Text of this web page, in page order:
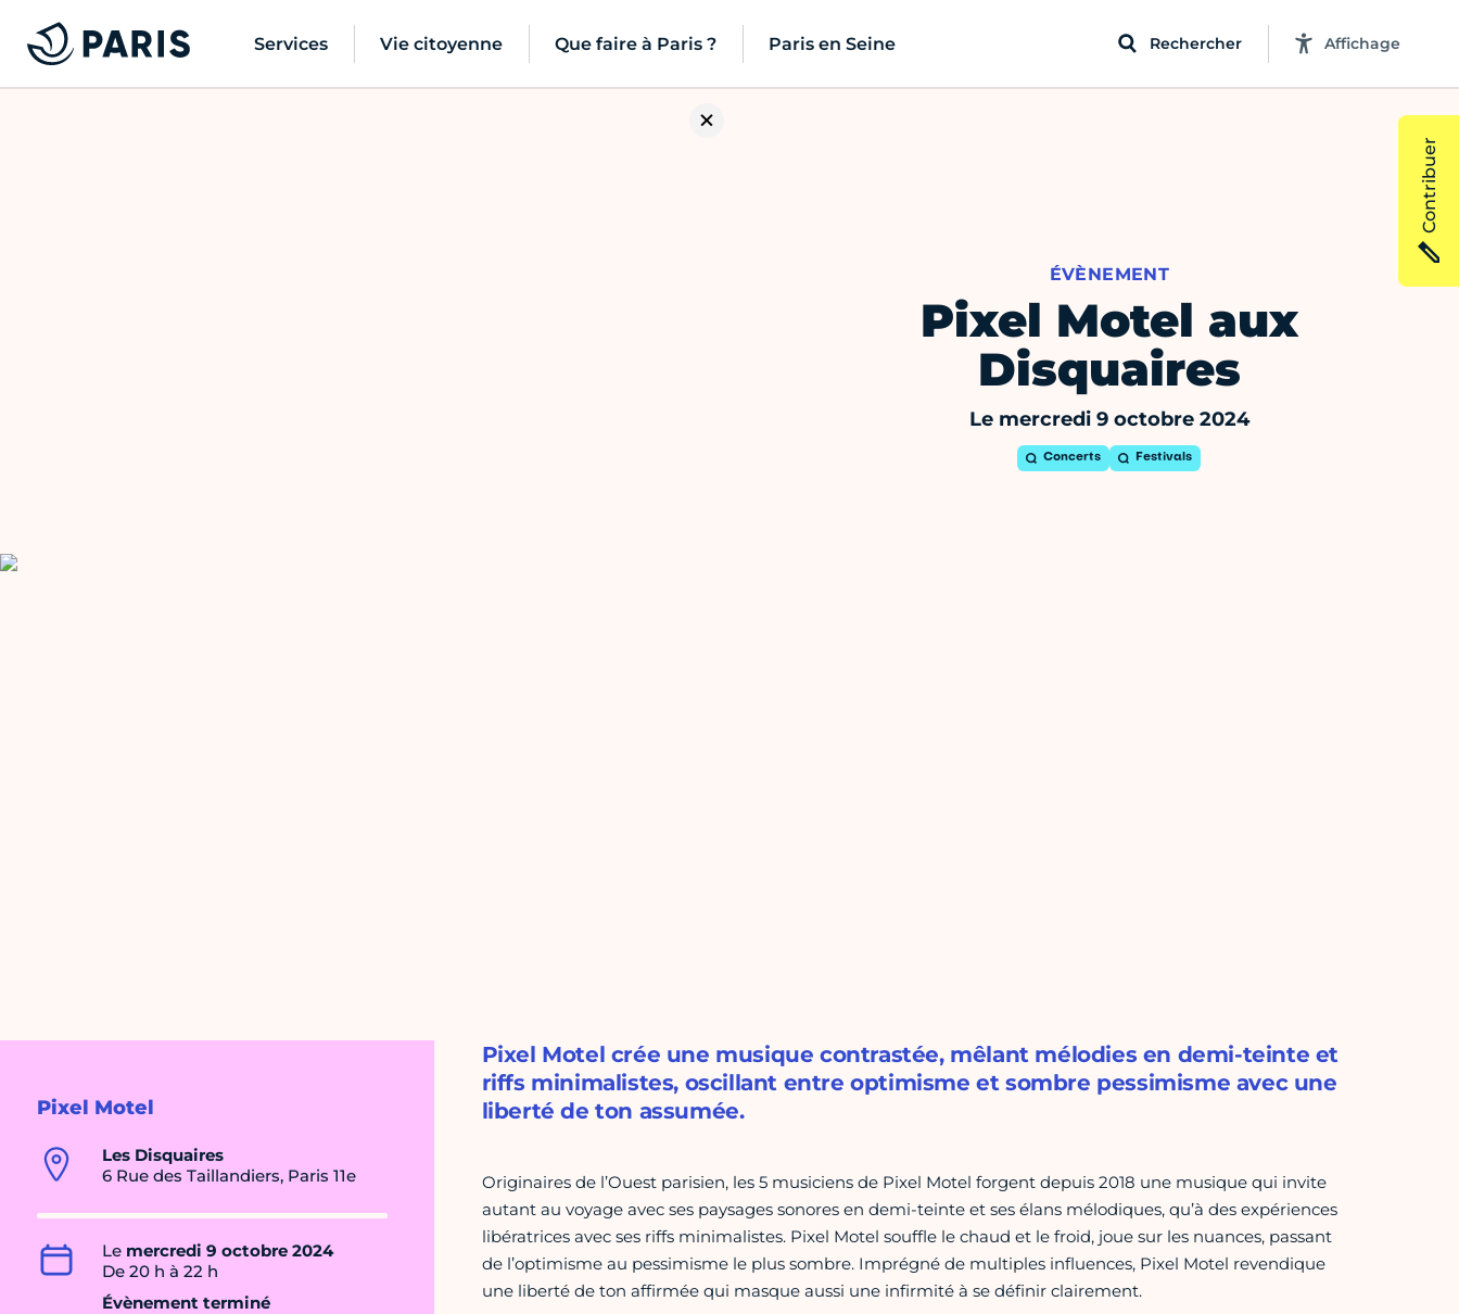
Services Vie citoyenne Que faire à Paris ? Paris en Seine Rechercher Affichage
ÉVÈNEMENT
Pixel Motel aux
Disquaires
Le mercredi 9 octobre 2024
Concerts Festivals
Pixel Motel
Les Disquaires
6 Rue des Taillandiers, Paris 11e
Le mercredi 9 octobre 2024
De 20 h à 22 h
Évènement terminé
Pixel Motel crée une musique contrastée, mêlant mélodies en demi-teinte et
riffs minimalistes, oscillant entre optimisme et sombre pessimisme avec une
liberté de ton assumée.
Originaires de l’Ouest parisien, les 5 musiciens de Pixel Motel forgent depuis 2018 une musique qui invite
autant au voyage avec ses paysages sonores en demi-teinte et ses élans mélodiques, qu’à des expériences
libératrices avec ses riffs minimalistes. Pixel Motel souffle le chaud et le froid, joue sur les nuances, passant
de l’optimisme au pessimisme le plus sombre. Imprégné de multiples influences, Pixel Motel revendique
une liberté de ton affirmée qui masque aussi une infirmité à se définir clairement.
Contribuer